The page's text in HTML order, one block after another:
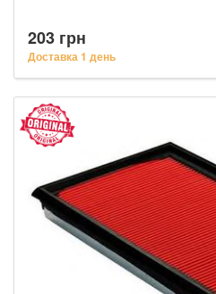
203 грн
Доставка 1 день